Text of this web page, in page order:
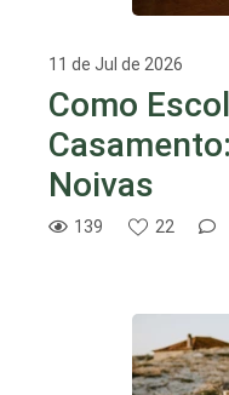
11 de Jul de 2026
Como
Noivas
139 22